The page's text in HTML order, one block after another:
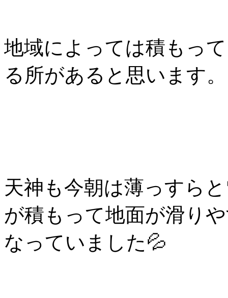
地域によっては積もって
る所があると思います。
天神も今朝は薄っすら
が積もって地面が滑り
なっていました💦